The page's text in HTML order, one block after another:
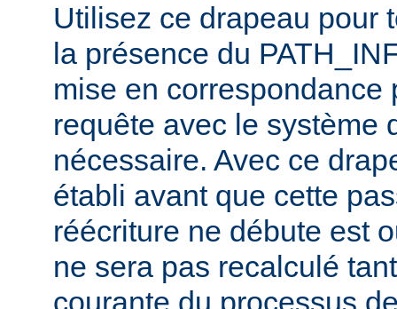
Utilisez ce drapeau pour
la présence du
mise en correspondance
requête avec le système
nécessaire. Avec ce
établi avant que cette
réécriture ne débute est
ne sera pas recalculé
courante du processus